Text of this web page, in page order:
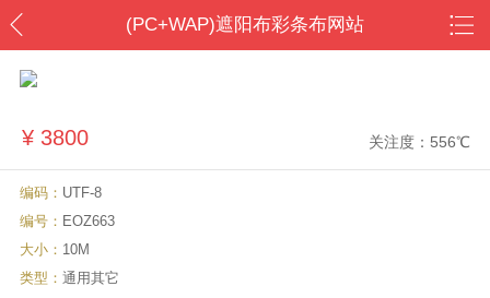
(PC+WAP)遮阳布彩条布网站
¥ 3800 关注度：556℃
编码： UTF-8
编号： EOZ663
大小： 10M
类型： 通用其它